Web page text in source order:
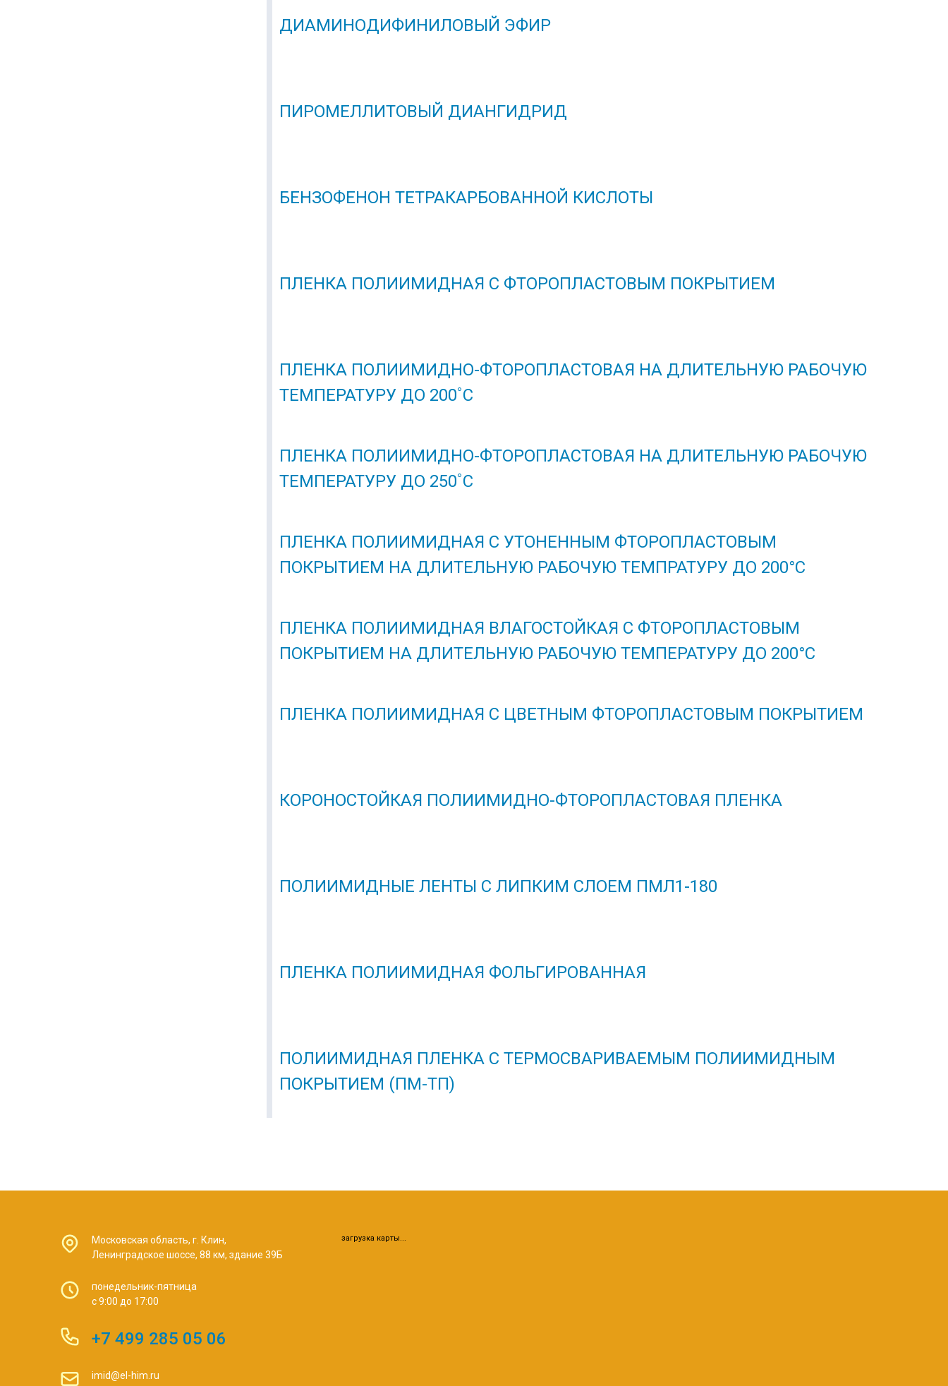
ДИАМИНОДИФИНИЛОВЫЙ ЭФИР
ПИРОМЕЛЛИТОВЫЙ ДИАНГИДРИД
БЕНЗОФЕНОН ТЕТРАКАРБОВАННОЙ КИСЛОТЫ
ПЛЕНКА ПОЛИИМИДНАЯ С ФТОРОПЛАСТОВЫМ ПОКРЫТИЕМ
ПЛЕНКА ПОЛИИМИДНО-ФТОРОПЛАСТОВАЯ НА ДЛИТЕЛЬНУЮ РАБОЧУЮ
ТЕМПЕРАТУРУ ДО 200˚С
ПЛЕНКА ПОЛИИМИДНО-ФТОРОПЛАСТОВАЯ НА ДЛИТЕЛЬНУЮ РАБОЧУЮ
ТЕМПЕРАТУРУ ДО 250˚С
ПЛЕНКА ПОЛИИМИДНАЯ С УТОНЕННЫМ ФТОРОПЛАСТОВЫМ
ПОКРЫТИЕМ НА ДЛИТЕЛЬНУЮ РАБОЧУЮ ТЕМПРАТУРУ ДО 200°С
ПЛЕНКА ПОЛИИМИДНАЯ ВЛАГОСТОЙКАЯ С ФТОРОПЛАСТОВЫМ
ПОКРЫТИЕМ НА ДЛИТЕЛЬНУЮ РАБОЧУЮ ТЕМПЕРАТУРУ ДО 200°С
ПЛЕНКА ПОЛИИМИДНАЯ С ЦВЕТНЫМ ФТОРОПЛАСТОВЫМ ПОКРЫТИЕМ
КОРОНОСТОЙКАЯ ПОЛИИМИДНО-ФТОРОПЛАСТОВАЯ ПЛЕНКА
ПОЛИИМИДНЫЕ ЛЕНТЫ С ЛИПКИМ СЛОЕМ ПМЛ1-180
ПЛЕНКА ПОЛИИМИДНАЯ ФОЛЬГИРОВАННАЯ
ПОЛИИМИДНАЯ ПЛЕНКА С ТЕРМОСВАРИВАЕМЫМ ПОЛИИМИДНЫМ
ПОКРЫТИЕМ (ПМ-ТП)
Московская область, г. Клин,
Ленинградское шоссе, 88 км, здание 39Б
понедельник-пятница
с 9:00 до 17:00
+7 499 285 05 06
imid@el-him.ru
загрузка карты...